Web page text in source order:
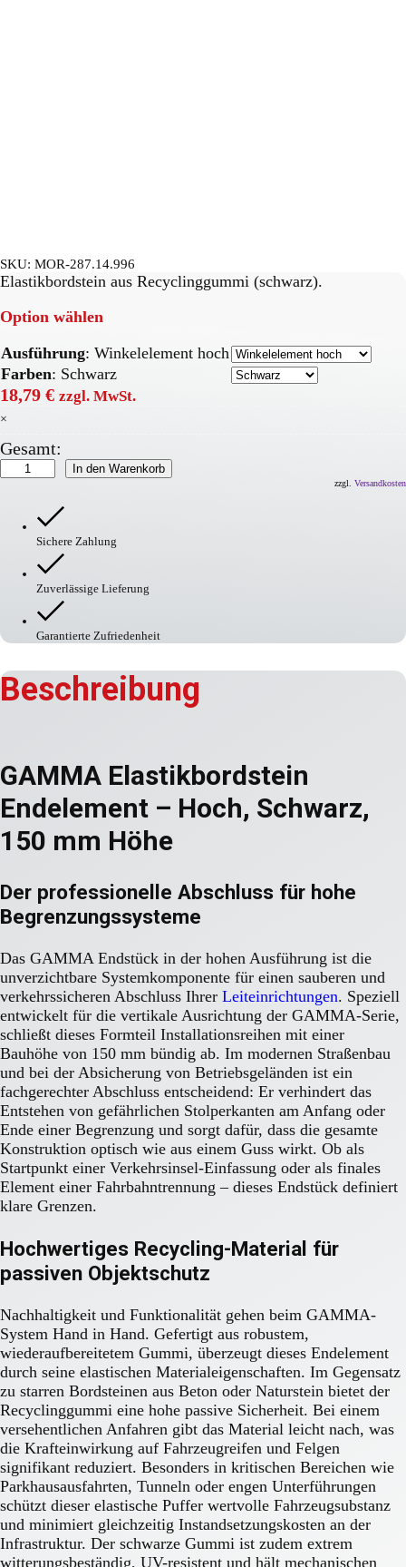
SKU: MOR-287.14.996
Elastikbordstein aus Recyclinggummi (schwarz).
Option wählen
Ausführung: Winkelelement hoch
Farben: Schwarz
18,79 € zzgl. MwSt.
×
Gesamt:
GAMMA
Elastikbordstein
In den Warenkorb
zzgl. Versandkosten
Sichere Zahlung
Zuverlässige Lieferung
Garantierte Zufriedenheit
Beschreibung
GAMMA Elastikbordstein
Endelement – Hoch, Schwarz,
150 mm Höhe
Der professionelle Abschluss für hohe
Begrenzungssysteme
Das GAMMA Endstück in der hohen Ausführung ist die
unverzichtbare Systemkomponente für einen sauberen und
verkehrssicheren Abschluss Ihrer Leiteinrichtungen. Speziell
entwickelt für die vertikale Ausrichtung der GAMMA-Serie,
schließt dieses Formteil Installationsreihen mit einer
Bauhöhe von 150 mm bündig ab. Im modernen Straßenbau
und bei der Absicherung von Betriebsgeländen ist ein
fachgerechter Abschluss entscheidend: Er verhindert das
Entstehen von gefährlichen Stolperkanten am Anfang oder
Ende einer Begrenzung und sorgt dafür, dass die gesamte
Konstruktion optisch wie aus einem Guss wirkt. Ob als
Startpunkt einer Verkehrsinsel-Einfassung oder als finales
Element einer Fahrbahntrennung – dieses Endstück definiert
klare Grenzen.
Hochwertiges Recycling-Material für
passiven Objektschutz
Nachhaltigkeit und Funktionalität gehen beim GAMMA-
System Hand in Hand. Gefertigt aus robustem,
wiederaufbereitetem Gummi, überzeugt dieses Endelement
durch seine elastischen Materialeigenschaften. Im Gegensatz
zu starren Bordsteinen aus Beton oder Naturstein bietet der
Recyclinggummi eine hohe passive Sicherheit. Bei einem
versehentlichen Anfahren gibt das Material leicht nach, was
die Krafteinwirkung auf Fahrzeugreifen und Felgen
signifikant reduziert. Besonders in kritischen Bereichen wie
Parkhausausfahrten, Tunneln oder engen Unterführungen
schützt dieser elastische Puffer wertvolle Fahrzeugsubstanz
und minimiert gleichzeitig Instandsetzungskosten an der
Infrastruktur. Der schwarze Gummi ist zudem extrem
witterungsbeständig, UV-resistent und hält mechanischen